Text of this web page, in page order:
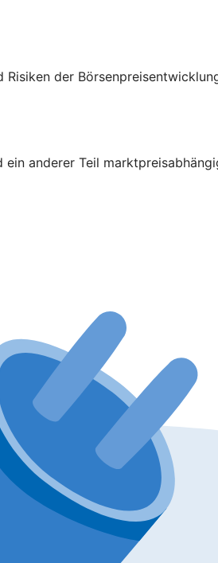
der
anderer Teil